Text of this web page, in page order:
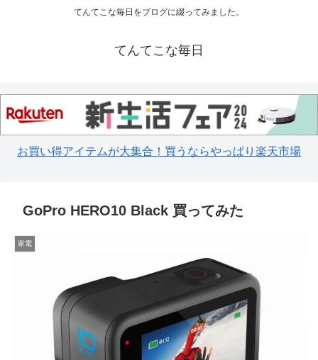
てんてこな毎日をブログに綴ってみました。
てんてこな毎日
お買い得アイテムが大集合！買うならやっぱり楽天市場
GoPro HERO10 Black 買ってみた
家電